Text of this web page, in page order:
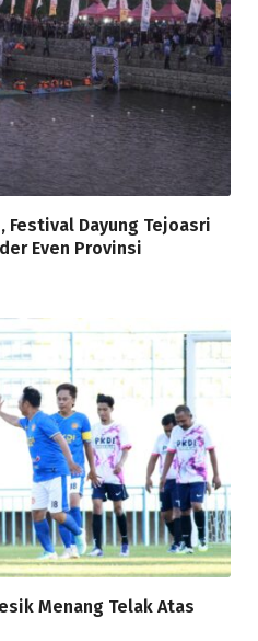
Festival Dayung Tejoasri
Even Provinsi
Menang Telak Atas